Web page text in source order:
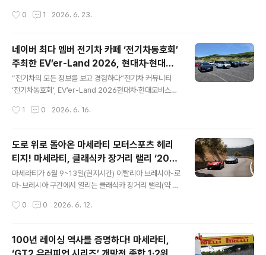
번 합병을 통해 지주사와 사업회사로 이원화돼 있던 이중
량 피해 예방 위한 사전 점검 중요성 강조 붕붕마켓은 중고
한 ‘중고차 직거래 체크리스트’를 공개했다고 23일 밝혔
다. 과거 한국소비자원이 공개한 자료에 따르면 2021년부
터 2023년까지 최근 3년간 접수된 중고차 관련 피해구제
신청은 총 330건으로 집계됐다. 이 가운데 80.0%는 성능
·상태 고지 내용과 실제 차량 상태가 달랐던 사례였다. 또
리 이상 등이 대표적인 피해 유형으로 나타났다. 붕붕마켓
0 1 2026. 6. 23.
네이버 최다 멤버 전기차 카페 ‘전기차동호회’
주최한 EV’er-Land 2026, 현대차·현대모
비스와 후원으로 함께 성황리 개최하며 성공
적 마무리
“전기차의 모든 정보를 보고 경험하다”전기차 커뮤니티
‘전기차동호회’, EV’er-Land 2026현대차·현대모비스와
버 카페 ‘전기차동호회’, 전국 최대 규모 오프라인 행사 ‘Ev
모토아레나 개최n 현대자동차 스폰∙현대모비스 서브 스폰,
현대차∙제네시스 전기차 시승부터 오너 차량 전시, 레이싱
시뮬레이터 등 다양한 가족 체험 프로그램 운영n 화장품 브
랜드 쁘띠페 협찬, 참가팀 전원에게 여행용 파우더 워시 증
정n 전기차 문화 확산 및 이용자 의견 수렴의 장 마련, 하반
2026 with Hyundai’ 행사 ..
1 0 2026. 6. 16.
도로 위로 돌아온 마세라티 모터스포츠 헤리
티지! 마세라티, 클래식카 장거리 랠리 ‘202
6 밀레 밀리아’ 참가
마세라티가 6월 9~13일(현지시간) 이탈리아 브레시아-로
마-브레시아 구간에서 열리는 클래식카 장거리 랠리(약 1,
브랜드의 모터스포츠 헤리티지를 선보입니다. 이는 마세라
0주년을 기념하는 ‘트라이던트의 해(Year of the Triden
t)’ 프로그램의 일환으로, 이번 대회에는 1953년형 마세라
0 0 2026. 6. 12.
100년 레이싱 역사를 증명하다! 마세라티,